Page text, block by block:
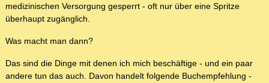
medizinischen Versorgung gesperrt - oft nur über eine Spritze
überhaupt zugänglich.
Was macht man dann?
Das sind die Dinge mit denen ich mich beschäftige - und ein paar
andere tun das auch. Davon handelt folgende Buchempfehlung -